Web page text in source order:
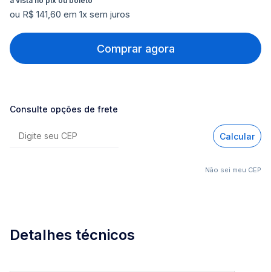
ou R$ 141,60 em 1x sem juros
Comprar agora
Consulte opções de frete
Calcular
Não sei meu CEP
Detalhes técnicos